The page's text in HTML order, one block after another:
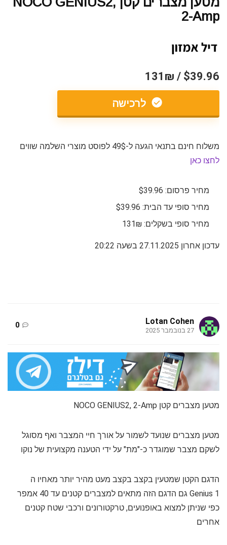
2-Amp
$39.96 / 131₪
לרכישה
משלוח חינם בתנאי הגעה ל-49$ לפוסט מוצרי השלמה שווים
לחצו כאן
מחיר פרסום: $39.96
מחיר סופי עד הבית: $39.96
מחיר סופי בשקלים: 131₪
עדכון אחרון 27.11.2025 בשעה 20:22
Lotan Cohen
27 בנובמבר 2025
0
מטען מצברים קטן NOCO GENIUS2, 2-Amp
מטען מצברים שנועד לשמור על אורך חיי המצבר ואף מסוגל
לשקם מצבר שמוגדר כ-"מת" על ידי הטענה מקצועית של נוקו
הדגם הקטן שמטעין בקצב בקצב מעט מהיר יותר מאחיו ה
Genius 1 גם הדגם הזה מתאים למצברים קטנים עד 40 אמפר
כפי שניתן למצוא באופנועים, טרקטורונים ורכבי שטח קטנים
אחרים